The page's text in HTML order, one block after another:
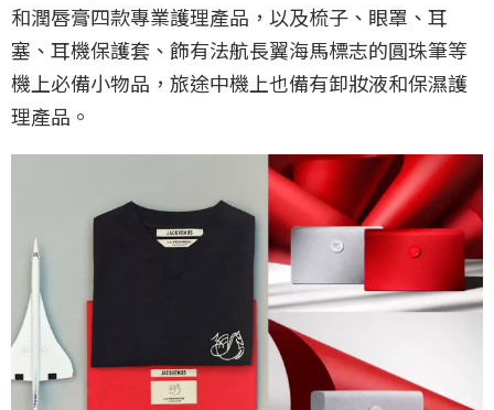
和潤唇膏四款專業護理產品，以及梳子、眼罩、耳
塞、耳機保護套、飾有法航長翼海馬標志的圓珠筆等
機上必備小物品，旅途中機上也備有卸妝液和保濕護
理產品。